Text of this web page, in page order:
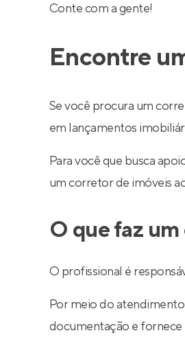
Conte com a gente!
Encontre
Se você procura um
em lançamentos
Para você que busca
um corretor de imóveis
O que faz
O profissional é
Por meio do
documentação e fornece